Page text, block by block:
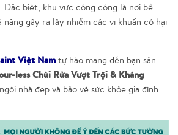
Đặc biệt, khu vực công cộng là nơi bề
gây ra lây nhiễm các vi khuẩn có hại
Việt Namtự hào mang đến bạn sản
less Chùi Rửa Vượt Trội & Kháng
nhà đẹp và bảo vệ sức khỏe gia đình